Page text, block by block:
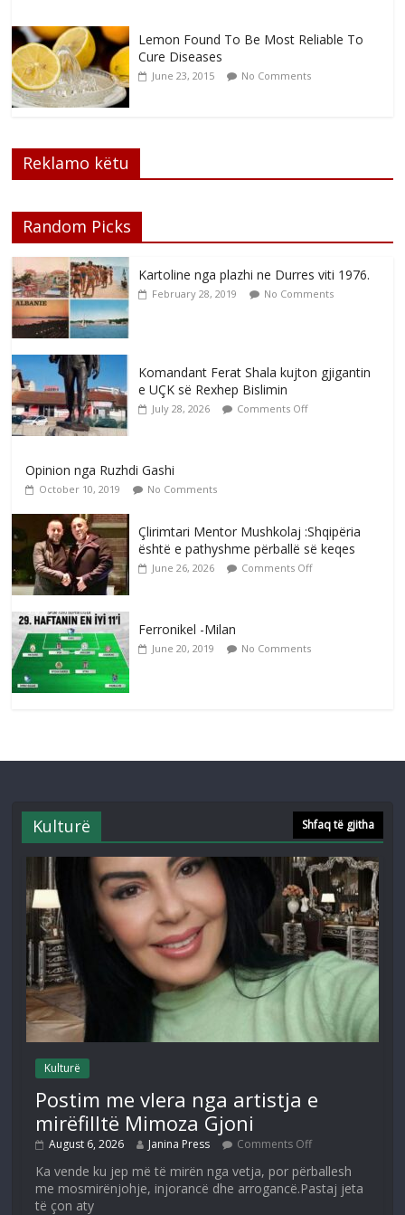
Lemon Found To Be Most Reliable To
Cure Diseases
June 23, 2015 No Comments
Reklamo këtu
Random Picks
Kartoline nga plazhi ne Durres viti 1976.
February 28, 2019 No Comments
Komandant Ferat Shala kujton gjigantin
e UÇK së Rexhep Bislimin
July 28, 2026 Comments Off
Opinion nga Ruzhdi Gashi
October 10, 2019 No Comments
Çlirimtari Mentor Mushkolaj :Shqipëria
është e pathyshme përballë së keqes
June 26, 2026 Comments Off
Ferronikel -Milan
June 20, 2019 No Comments
Kulturë Shfaq të gjitha
Kulturë
Postim me vlera nga artistja e
mirëfilltë Mimoza Gjoni
August 6, 2026 Janina Press Comments Off
Ka vende ku jep më të mirën nga vetja, por përballesh
me mosmirënjohje, injorancë dhe arrogancë.Pastaj jeta
të çon aty